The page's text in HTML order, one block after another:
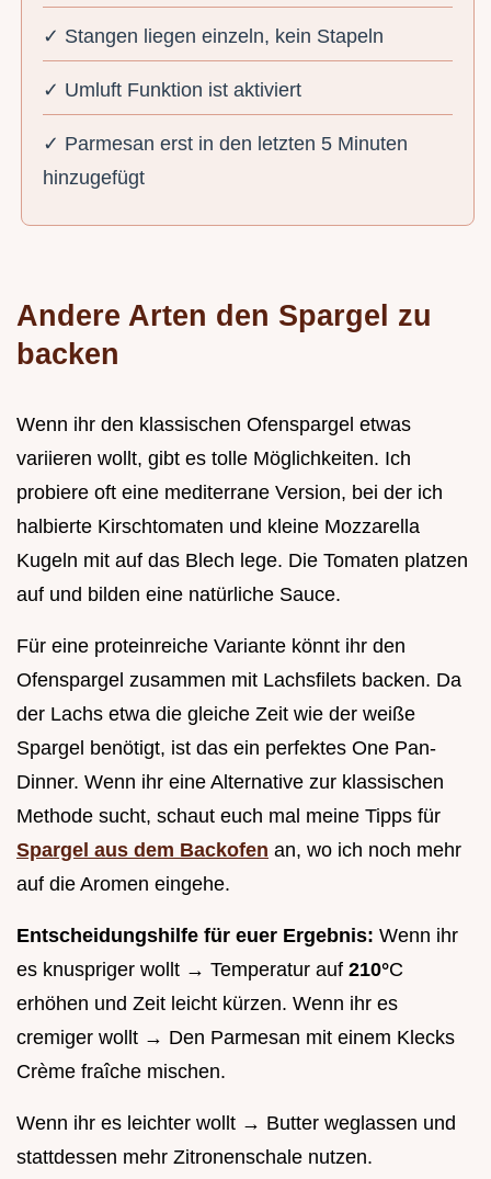
✓ Stangen liegen einzeln, kein Stapeln
✓ Umluft Funktion ist aktiviert
✓ Parmesan erst in den letzten 5 Minuten
hinzugefügt
Andere Arten den Spargel zu
backen
Wenn ihr den klassischen Ofenspargel etwas
variieren wollt, gibt es tolle Möglichkeiten. Ich
probiere oft eine mediterrane Version, bei der ich
halbierte Kirschtomaten und kleine Mozzarella
Kugeln mit auf das Blech lege. Die Tomaten platzen
auf und bilden eine natürliche Sauce.
Für eine proteinreiche Variante könnt ihr den
Ofenspargel zusammen mit Lachsfilets backen. Da
der Lachs etwa die gleiche Zeit wie der weiße
Spargel benötigt, ist das ein perfektes One Pan-
Dinner. Wenn ihr eine Alternative zur klassischen
Methode sucht, schaut euch mal meine Tipps für
Spargel aus dem Backofen an, wo ich noch mehr
auf die Aromen eingehe.
Entscheidungshilfe für euer Ergebnis: Wenn ihr
es knuspriger wollt → Temperatur auf 210°C
erhöhen und Zeit leicht kürzen. Wenn ihr es
cremiger wollt → Den Parmesan mit einem Klecks
Crème fraîche mischen.
Wenn ihr es leichter wollt → Butter weglassen und
stattdessen mehr Zitronenschale nutzen.